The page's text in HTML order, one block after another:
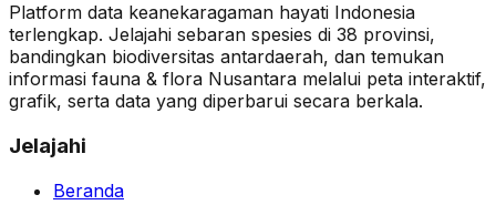
Platform data keanekaragaman hayati Indonesia
terlengkap. Jelajahi sebaran spesies di 38 provinsi,
bandingkan biodiversitas antardaerah, dan temukan
informasi fauna & flora Nusantara melalui peta interaktif,
grafik, serta data yang diperbarui secara berkala.
Jelajahi
Beranda